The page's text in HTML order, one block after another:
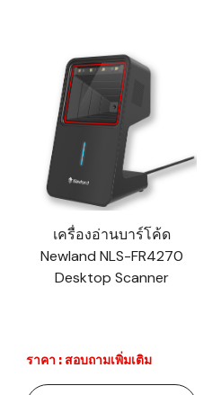
เครื่องอ่านบาร์โค้ด
Newland NLS-FR4270
Desktop Scanner
ราคา : สอบถามเพิ่มเติม